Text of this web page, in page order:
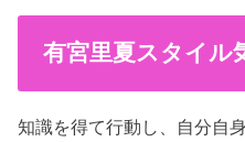
有宮里夏スタイル
知識を得て行動し、自分自